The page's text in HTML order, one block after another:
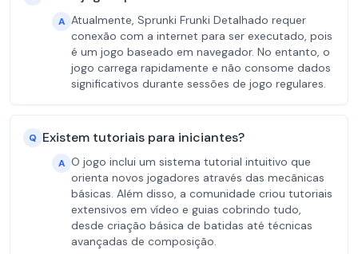
A Atualmente, Sprunki Frunki Detalhado requer
conexão com a internet para ser executado, pois
é um jogo baseado em navegador. No entanto, o
jogo carrega rapidamente e não consome dados
significativos durante sessões de jogo regulares.
Q Existem tutoriais para iniciantes?
A O jogo inclui um sistema tutorial intuitivo que
orienta novos jogadores através das mecânicas
básicas. Além disso, a comunidade criou tutoriais
extensivos em vídeo e guias cobrindo tudo,
desde criação básica de batidas até técnicas
avançadas de composição.